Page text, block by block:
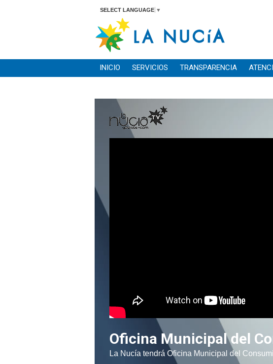
SELECT LANGUAGE ▼
INICIO SERVICIOS TRANSPARENCIA
Oficina Municipal del
La Nucía tendrá Oficina Municipal del